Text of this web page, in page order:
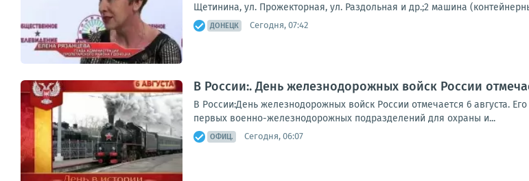
Щетинина, ул. Прожекторная, ул. Раздольная и др.;2 машина
ДОНЕЦК Сегодня, 07:42
В России:. День железнодорожных войск России
В России:День железнодорожных войск России отмечается 6 августа.
первых военно-железнодорожных подразделений для охраны и...
ОФИЦ. Сегодня, 06:07